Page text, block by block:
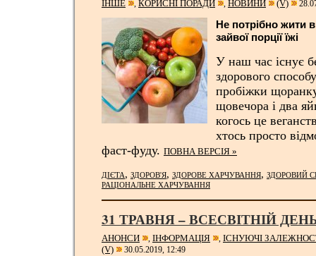
ІНШЕ , КОРИСНІ ПОРАДИ , НОВИНИ (V)
Не потрібно жити
зайвої порції їжі
У наш час існує
здорового
пробіжки
щовечора і два
когось це
хтось просто
фаст-фуду. ПОВНА ВЕРСІЯ »
ДІЄТА, ЗДОРОВ'Я, ЗДОРОВЕ ХАРЧУВАННЯ, ЗДОРОВИЙ
РАЦІОНАЛЬНЕ ХАРЧУВАННЯ
31 ТРАВНЯ – ВСЕСВІТНІЙ
АНОНСИ , ІНФОРМАЦІЯ , ІСНУЮЧІ
(V)
30.05.2019, 12:49